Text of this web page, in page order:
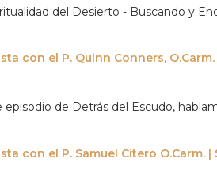
del Desierto - Buscando y
con el P. Quinn Conners,
episodio de Detrás del Escudo,
con el P. Samuel Citero O.Carm.